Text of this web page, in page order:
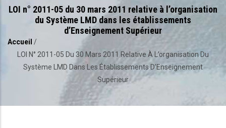
LOI n° 2011-05 du 30 mars 2011 relative à l’organisation
du Système LMD dans les établissements
d’Enseignement Supérieur
Fil
d'Ariane
Accueil /
LOI N° 2011-05 Du 30 Mars 2011 Relative À L’organisation Du
Système LMD Dans Les Établissements D’Enseignement
Supérieur